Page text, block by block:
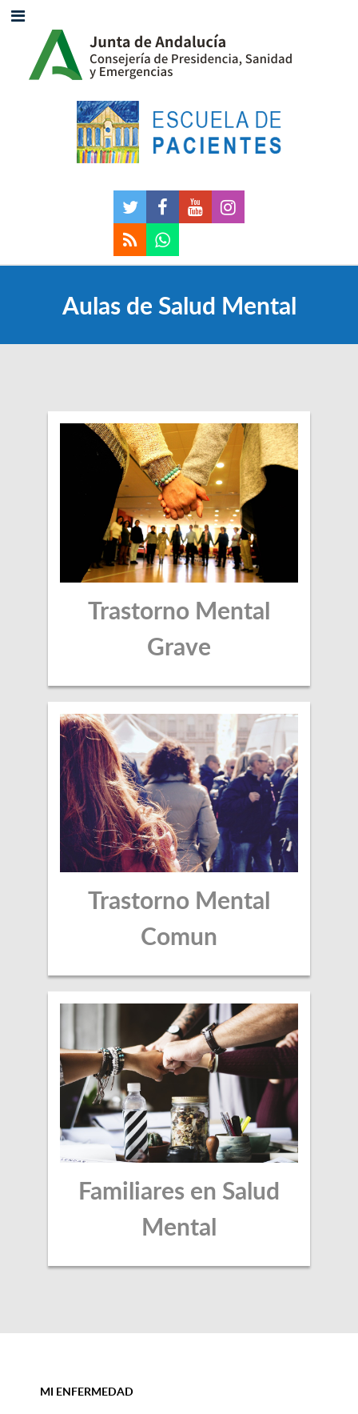
Aulas de Salud Mental
Trastorno Mental
Grave
Trastorno Mental
Comun
Familiares en Salud
Mental
MI ENFERMEDAD